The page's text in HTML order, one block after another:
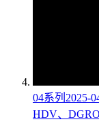
04系列 2025-
HDV、